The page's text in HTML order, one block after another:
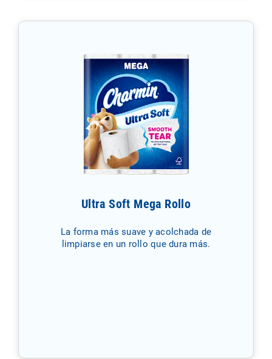
Ultra Soft Mega Rollo
La forma más suave y acolchada de
limpiarse en un rollo que dura más.